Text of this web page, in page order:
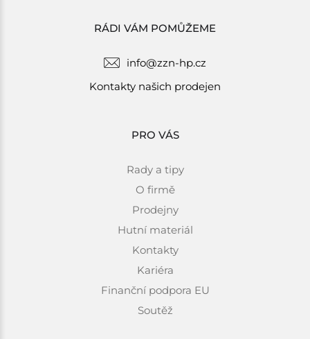
RÁDI VÁM POMŮŽEME
info@zzn-hp.cz
Kontakty našich prodejen
PRO VÁS
Rady a tipy
O firmě
Prodejny
Hutní materiál
Kontakty
Kariéra
Finanční podpora EU
Soutěž